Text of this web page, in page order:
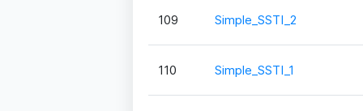
109 Simple_SSTI_2
110 Simple_SSTI_1